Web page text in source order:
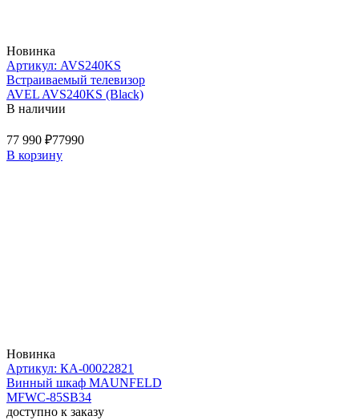
Новинка
Артикул: AVS240KS
Встраиваемый телевизор
AVEL AVS240KS (Black)
В наличии
77 990 ₽77990
В корзину
Новинка
Артикул: КА-00022821
Винный шкаф MAUNFELD
MFWC-85SB34
доступно к заказу